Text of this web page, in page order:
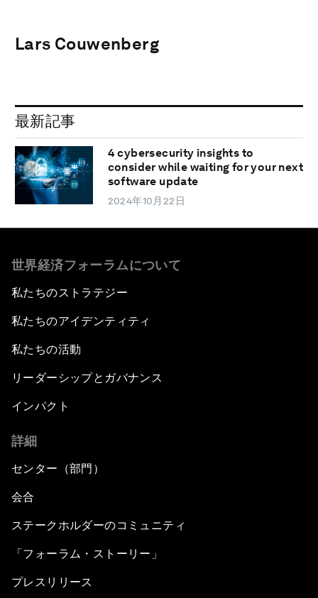
Lars Couwenberg
最新記事
4 cybersecurity insights to
consider while waiting for your next
software update
2024年10月22日
世界経済フォーラムについて
私たちのストラテジー
私たちのアイデンティティ
私たちの活動
リーダーシップとガバナンス
インパクト
詳細
センター（部門）
会合
ステークホルダーのコミュニティ
「フォーラム・ストーリー」
プレスリリース